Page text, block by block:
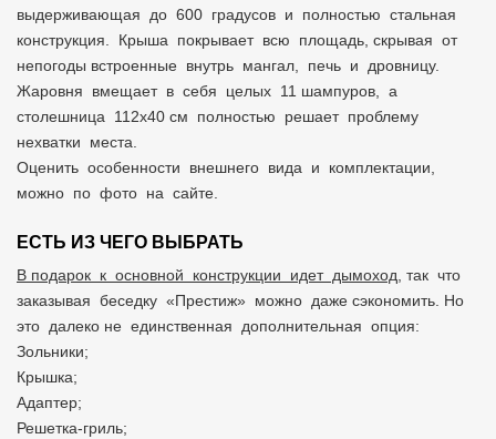
выдерживающая до 600 градусов и полностью стальная
конструкция. Крыша покрывает всю площадь, скрывая от
непогоды встроенные внутрь мангал, печь и дровницу.
Жаровня вмещает в себя целых 11 шампуров, а
столешница 112x40 см полностью решает проблему
нехватки места.
Оценить особенности внешнего вида и комплектации,
можно по фото на сайте.
ЕСТЬ ИЗ ЧЕГО ВЫБРАТЬ
В подарок к основной конструкции идет дымоход , так что
заказывая беседку «Престиж» можно даже сэкономить. Но
это далеко не единственная дополнительная опция:
Зольники;
Крышка;
Адаптер;
Решетка-гриль;